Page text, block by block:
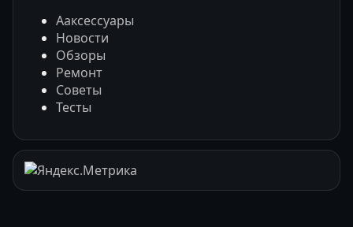
Ааксессуары
Новости
Обзоры
Ремонт
Советы
Тесты